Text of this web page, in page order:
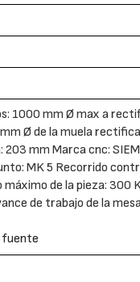
1000 mm Ø max a
Ø de la muela
mm Marca cnc:
MK 5 Recorrido
de la pieza: 300
de trabajo de la
fuente